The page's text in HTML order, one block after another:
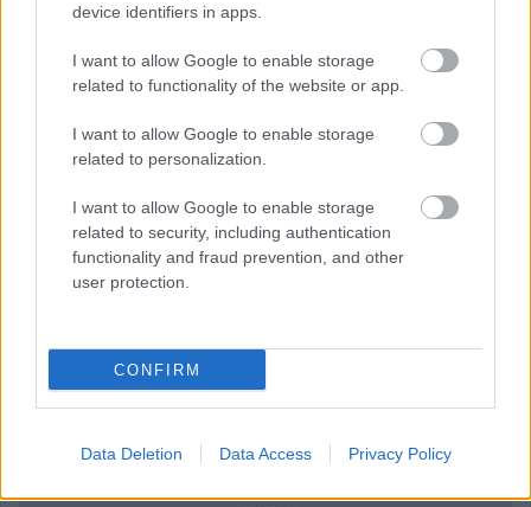
device identifiers in apps.
I want to allow Google to enable storage
related to functionality of the website or app.
I want to allow Google to enable storage
related to personalization.
I want to allow Google to enable storage
related to security, including authentication
functionality and fraud prevention, and other
user protection.
CONFIRM
Data Deletion Data Access Privacy Policy
1 napja
szerint